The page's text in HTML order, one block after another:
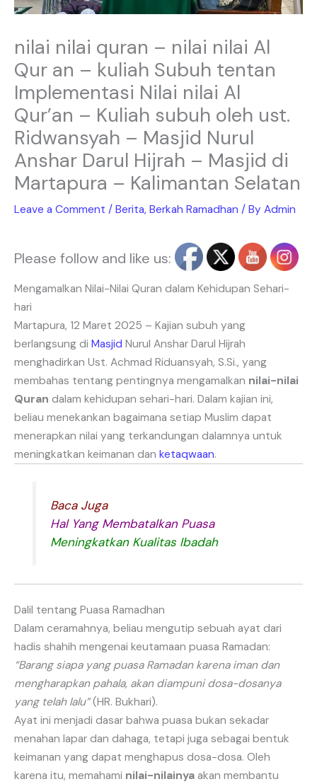
nilai nilai quran – nilai nilai Al
Qur an – kuliah Subuh tentan
Implementasi Nilai nilai Al
Qur’an – Kuliah subuh oleh ust.
Ridwansyah – Masjid Nurul
Anshar Darul Hijrah – Masjid di
Martapura – Kalimantan Selatan
Leave a Comment / Berita, Berkah Ramadhan / By Admin
Please follow and like us:
Mengamalkan Nilai-Nilai Quran dalam Kehidupan Sehari-
hari
Martapura, 12 Maret 2025 – Kajian subuh yang
berlangsung di Masjid Nurul Anshar Darul Hijrah
menghadirkan Ust. Achmad Riduansyah, S.Si., yang
membahas tentang pentingnya mengamalkan nilai-nilai
Quran dalam kehidupan sehari-hari. Dalam kajian ini,
beliau menekankan bagaimana setiap Muslim dapat
menerapkan nilai yang terkandungan dalamnya untuk
meningkatkan keimanan dan ketaqwaan.
Baca Juga
Hal Yang Membatalkan Puasa
Meningkatkan Kualitas Ibadah
Dalil tentang Puasa Ramadhan
Dalam ceramahnya, beliau mengutip sebuah ayat dari
hadis shahih mengenai keutamaan puasa Ramadan:
“Barang siapa yang puasa Ramadan karena iman dan
mengharapkan pahala, akan diampuni dosa-dosanya
yang telah lalu”(HR. Bukhari).
Ayat ini menjadi dasar bahwa puasa bukan sekadar
menahan lapar dan dahaga, tetapi juga sebagai bentuk
keimanan yang dapat menghapus dosa-dosa. Oleh
karena itu, memahami nilai-nilainya akan membantu